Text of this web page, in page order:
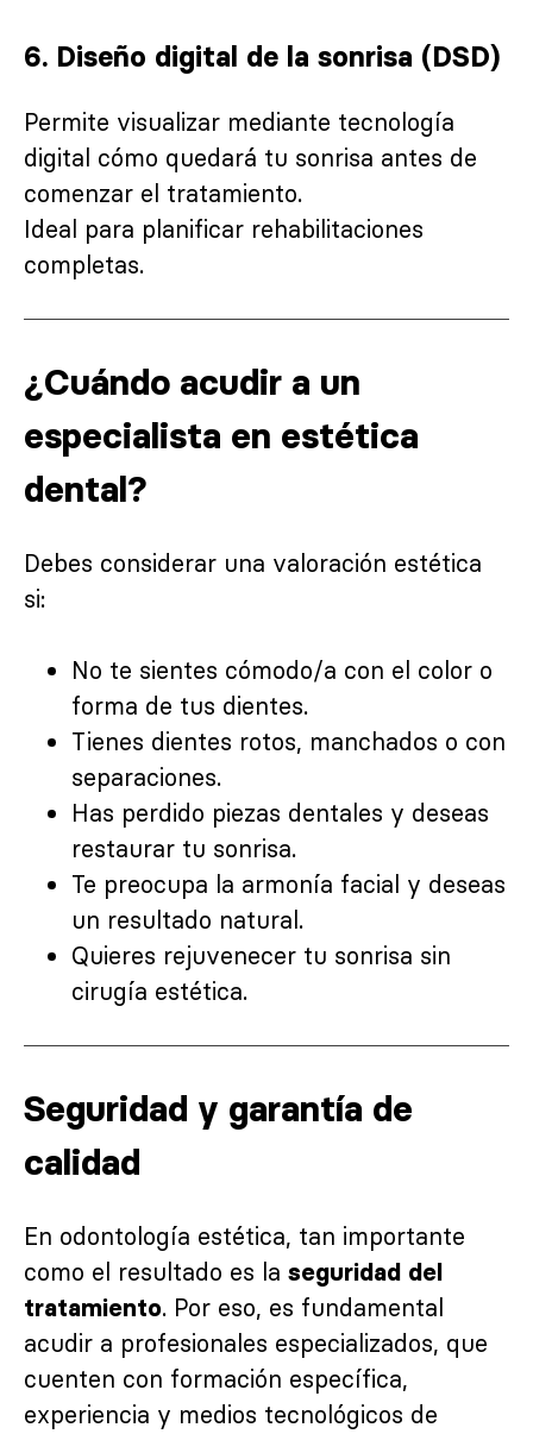
6. Diseño digital de la sonrisa (DSD)
Permite visualizar mediante tecnología
digital cómo quedará tu sonrisa antes de
comenzar el tratamiento.
Ideal para planificar rehabilitaciones
completas.
¿Cuándo acudir a un
especialista en estética
dental?
Debes considerar una valoración estética
si:
No te sientes cómodo/a con el color o
forma de tus dientes.
Tienes dientes rotos, manchados o con
separaciones.
Has perdido piezas dentales y deseas
restaurar tu sonrisa.
Te preocupa la armonía facial y deseas
un resultado natural.
Quieres rejuvenecer tu sonrisa sin
cirugía estética.
Seguridad y garantía de
calidad
En odontología estética, tan importante
como el resultado es la seguridad del
tratamiento. Por eso, es fundamental
acudir a profesionales especializados, que
cuenten con formación específica,
experiencia y medios tecnológicos de